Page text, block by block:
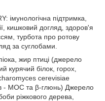
імунологічна підтримка,
кишковий догляд, здоров'я
турбота про ротову
за суглобами.
жир птиці (джерело
курячий білок, горох,
cerevisiae
- МОС та β-глюнь) Джерело
ріжкового дерева,